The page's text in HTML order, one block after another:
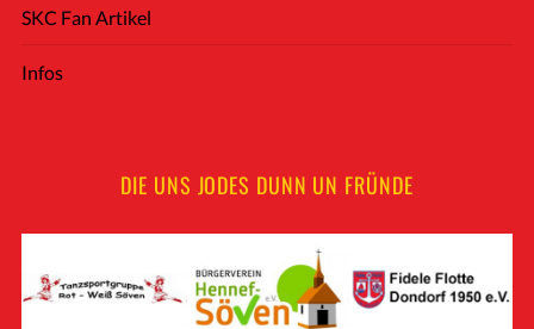
SKC Fan Artikel
Infos
DIE UNS JODES DUNN UN FRÜNDE